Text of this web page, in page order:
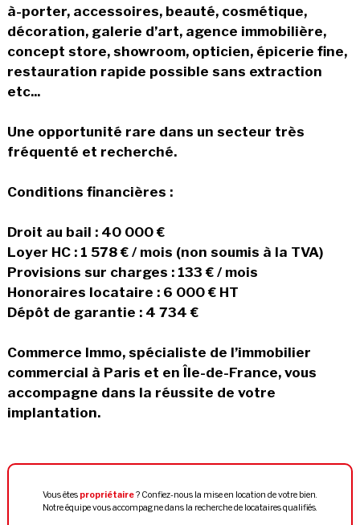
à-porter, accessoires, beauté, cosmétique,
décoration, galerie d’art, agence immobilière,
concept store, showroom, opticien, épicerie fine,
restauration rapide possible sans extraction
etc...
Une opportunité rare dans un secteur très
fréquenté et recherché.
Conditions financières :
Droit au bail : 40 000 €
Loyer HC : 1 578 € / mois (non soumis à la TVA)
Provisions sur charges : 133 € / mois
Honoraires locataire : 6 000 € HT
Dépôt de garantie : 4 734 €
Commerce Immo, spécialiste de l’immobilier
commercial à Paris et en Île-de-France, vous
accompagne dans la réussite de votre
implantation.
Vous êtes propriétaire? Confiez-nous la mise en location de votre bien.
Notre équipe vous accompagne dans la recherche de locataires qualifiés.